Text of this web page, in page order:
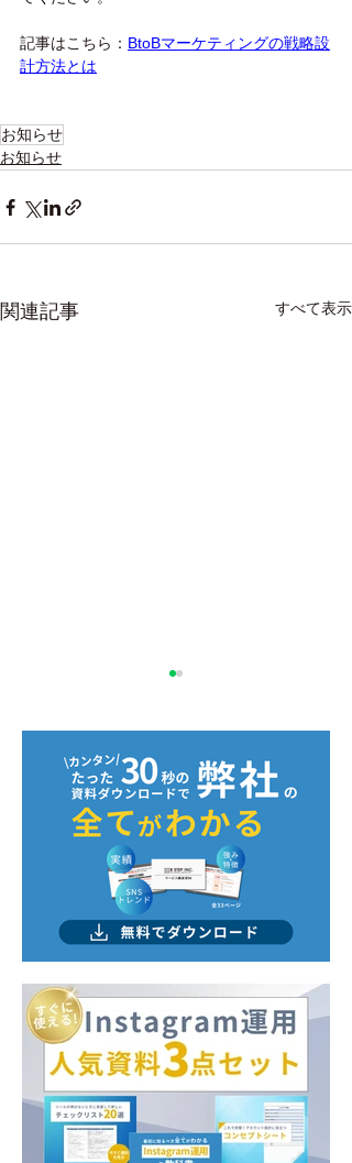
記事はこちら： BtoBマーケティングの戦略設
計方法とは
お知らせ
お知らせ
関連記事 すべて表示
NSSホールディングス株
式会社の「おすすめの
Webマーケティングサー
ビス/支援会社一覧」に当
社が紹介されました。